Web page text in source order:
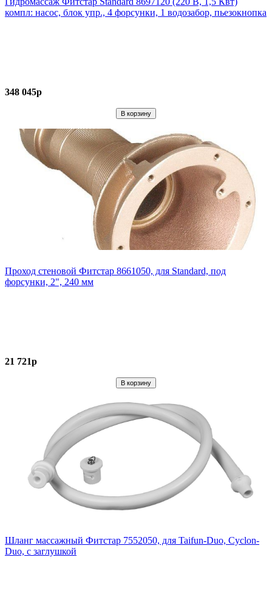
компл: насос, блок упр., 4 форсунки, 1 водозабор, пьезокнопка
348 045р
Проход стеновой Фитстар 8661050, для Standard, под
форсунки, 2", 240 мм
21 721р
Шланг массажный Фитстар 7552050, для Taifun-Duo, Cyclon-
Duo, с заглушкой